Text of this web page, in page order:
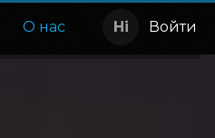
О нас Войти